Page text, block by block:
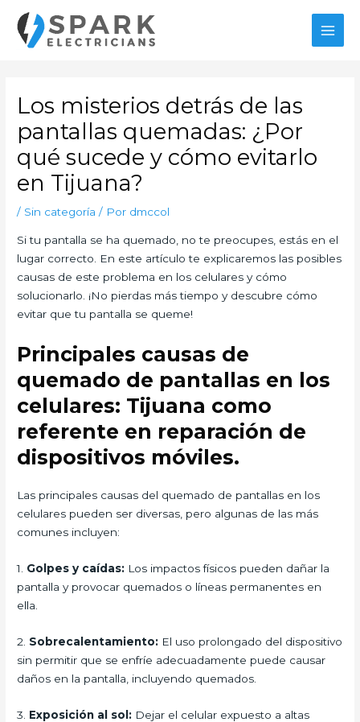
contenido
Los misterios detrás de las
pantallas quemadas: ¿Por
qué sucede y cómo evitarlo
en Tijuana?
/ Sin categoría / Por dmccol
Si tu pantalla se ha quemado, no te preocupes, estás en el
lugar correcto. En este artículo te explicaremos las posibles
causas de este problema en los celulares y cómo
solucionarlo. ¡No pierdas más tiempo y descubre cómo
evitar que tu pantalla se queme!
Principales causas de
quemado de pantallas en los
celulares: Tijuana como
referente en reparación de
dispositivos móviles.
Las principales causas del quemado de pantallas en los
celulares pueden ser diversas, pero algunas de las más
comunes incluyen:
1. Golpes y caídas: Los impactos físicos pueden dañar la
pantalla y provocar quemados o líneas permanentes en
ella.
2. Sobrecalentamiento: El uso prolongado del dispositivo
sin permitir que se enfríe adecuadamente puede causar
daños en la pantalla, incluyendo quemados.
3. Exposición al sol: Dejar el celular expuesto a altas
entradas